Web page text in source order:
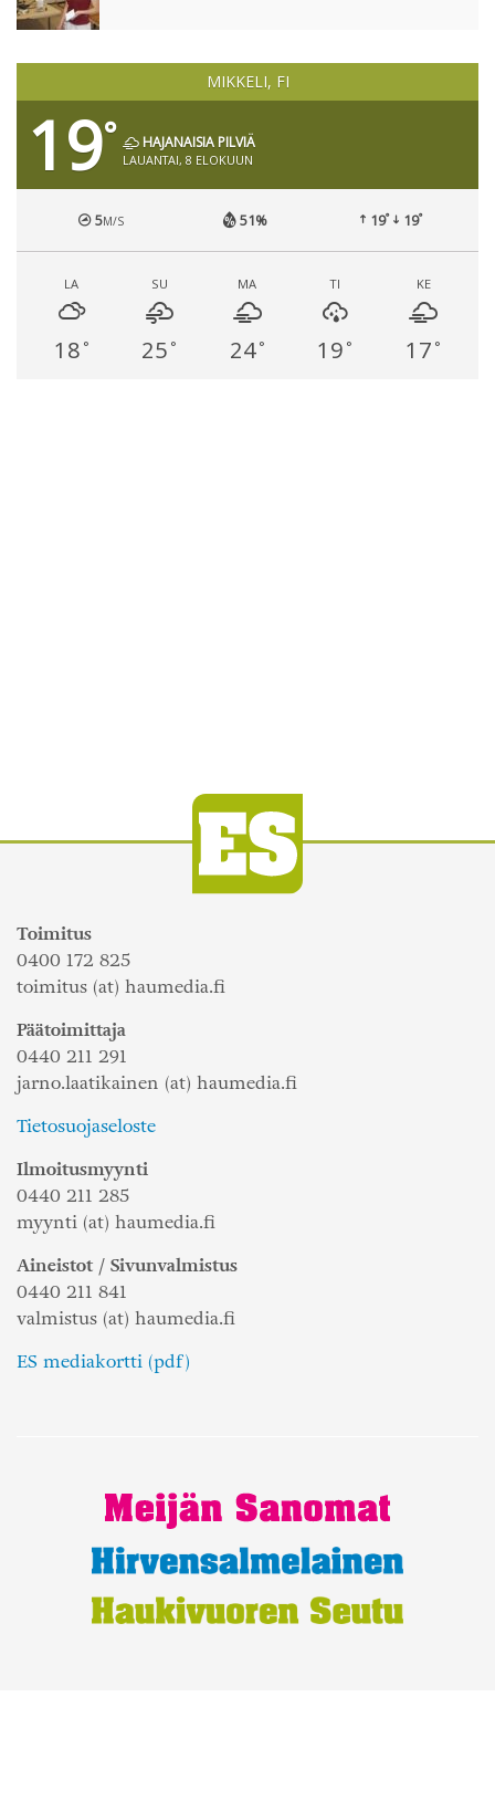
MIKKELI, FI
19° HAJANAISIA PILVIÄ
LAUANTAI, 8 ELOKUUN
5M/S 51% 19° 19°
LA
18 °
SU
25 °
MA
24°
TI
19 °
KE
17 °
Toimitus
0400 172 825
toimitus (at) haumedia.fi
Päätoimittaja
0440 211 291
jarno.laatikainen (at) haumedia.fi
Tietosuojaseloste
Ilmoitusmyynti
0440 211 285
myynti (at) haumedia.fi
Aineistot / Sivunvalmistus
0440 211 841
valmistus (at) haumedia.fi
ES mediakortti (pdf)